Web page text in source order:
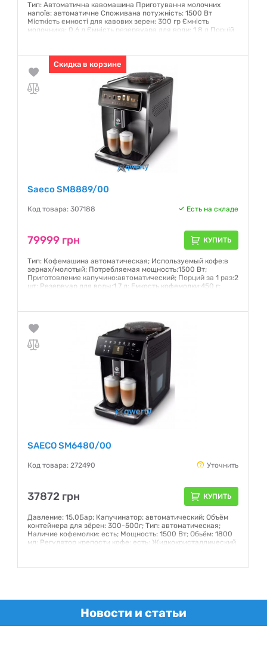
Тип: Автоматична кавомашина Приготування молочних
напоїв: автоматичне Споживана потужність: 1500 Вт
Місткість ємності для кавових зерен: 300 гр Ємність
молочника: 0,6 л Ємність резервуара для води: 1,8 л Порцій
В): 262 x 448 x 383 мм Колір: чорний
Гарантия:12 месяцев
Скидка в корзине
Saeco SM8889/00
Код товара: 307188 Есть на складе
79999 грн КУПИТЬ
Тип: Кофемашина автоматическая; Используемый кофе:в
зернах/молотый; Потребляемая мощность:1500 Вт;
Приготовление капучино:автоматический; Порций за 1 раз:2
шт; Резервуар для воды:1.7 л; Емкость кофемолки:450 г;
SAECO SM6480/00
Код товара: 272490 Уточнить
37872 грн КУПИТЬ
Давление: 15,0Бар; Капучинатор: автоматический; Объём
контейнера для зёрен: 300-500г; Тип: автоматическая;
Наличие кофемолки: есть; Мощность: 1500 Вт; Обьём: 1800
мл; Регулятор крепости кофе: есть; Жидкокристаллический
Гарантия:12 месяцев
Новости и статьи